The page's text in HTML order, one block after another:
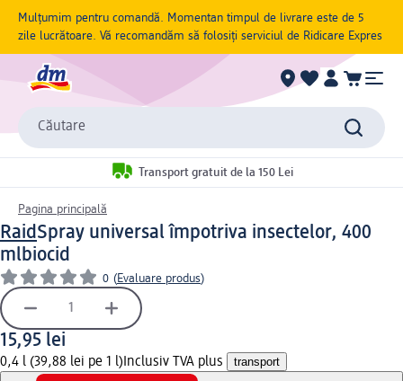
Mulțumim pentru comandă. Momentan timpul de livrare este de 5
zile lucrătoare. Vă recomandăm să folosiți serviciul de Ridicare Expres
Căutare
Transport gratuit de la 150 Lei
Pagina principală
RaidSpray universal împotriva insectelor, 400
mlbiocid
0 (Evaluare produs)
15,95 lei
0,4 l (39,88 lei pe 1 l) Inclusiv TVA plus transport